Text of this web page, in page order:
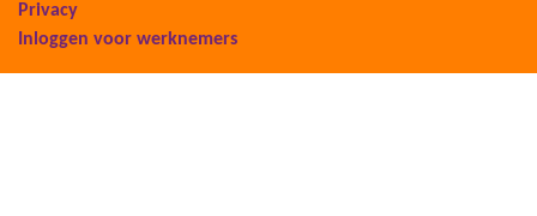
Privacy
Inloggen voor werknemers